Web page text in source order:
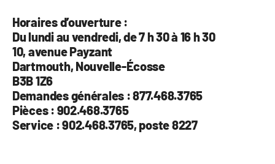
Horaires d’ouverture :
Du lundi au vendredi, de 7 h 30 à 16 h 30
10, avenue Payzant
Dartmouth, Nouvelle-Écosse
B3B 1Z6
Demandes générales : 877.468.3765
Pièces : 902.468.3765
Service : 902.468.3765, poste 8227